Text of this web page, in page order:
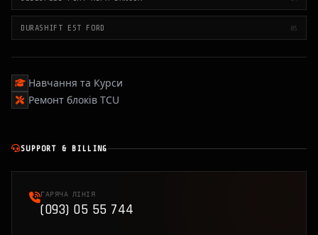
DURASHIFT EST FORD 05
Навчання та Курси
Ремонт блоків TCU
SUPPORT & BILLING
ГАРЯЧА ЛІНІЯ
(093) 05 55 744